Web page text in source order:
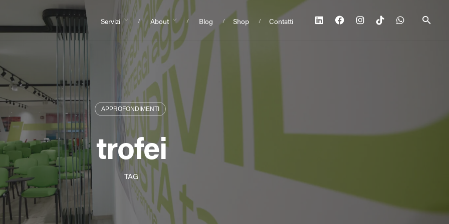
Servizi About Blog Shop Contatti
APPROFONDIMENTI
trofei
TAG